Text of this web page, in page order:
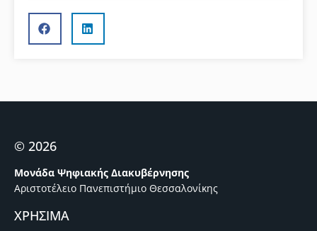
© 2026
Μονάδα Ψηφιακής Διακυβέρνησης
Αριστοτέλειο Πανεπιστήμιο Θεσσαλονίκης
ΧΡΗΣΙΜΑ